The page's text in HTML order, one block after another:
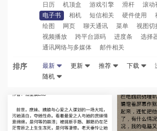
日历
机顶盒 游戏引擎 滑杆 滚动
电子书
相机 短信相关 硬件使用
绘图
网页 聊天通讯 菜单 视图切
视频播放
跨平台源码 进度条 选择
通讯网络与多媒体
邮件相关
排序 最新 更新 推荐 下载
随机